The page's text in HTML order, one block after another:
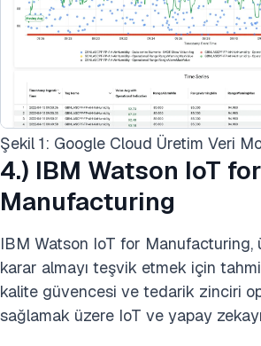
Şekil 1: Google Cloud Üretim Veri
4.) IBM Watson IoT for
Manufacturing
IBM Watson IoT for Manufacturing,
karar almayı teşvik etmek için
kalite güvencesi ve tedarik zinciri
sağlamak üzere IoT ve yapay